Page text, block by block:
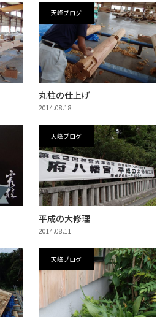
天峰ブログ
丸柱の仕上げ
2014.08.18
天峰ブログ
平成の大修理
2014.08.11
天峰ブログ